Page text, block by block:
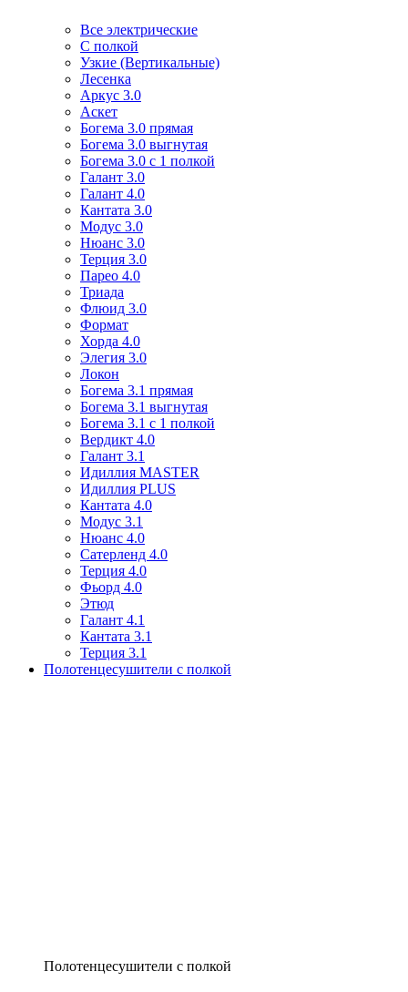
Все электрические
С полкой
Узкие (Вертикальные)
Лесенка
Аркус 3.0
Аскет
Богема 3.0 прямая
Богема 3.0 выгнутая
Богема 3.0 с 1 полкой
Галант 3.0
Галант 4.0
Кантата 3.0
Модус 3.0
Нюанс 3.0
Терция 3.0
Парео 4.0
Триада
Флюид 3.0
Формат
Хорда 4.0
Элегия 3.0
Локон
Богема 3.1 прямая
Богема 3.1 выгнутая
Богема 3.1 с 1 полкой
Вердикт 4.0
Галант 3.1
Идиллия MASTER
Идиллия PLUS
Кантата 4.0
Модус 3.1
Нюанс 4.0
Сатерленд 4.0
Терция 4.0
Фьорд 4.0
Этюд
Галант 4.1
Кантата 3.1
Терция 3.1
Полотенцесушители с полкой
Полотенцесушители с полкой